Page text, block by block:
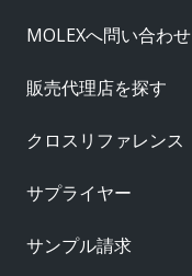
MOLEXへ問い合わせ
販売代理店を探す
クロスリファレンス
サプライヤー
サンプル請求